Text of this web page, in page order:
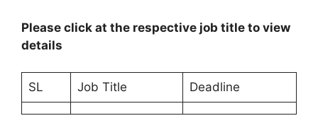
Please click at the respective job title to view
details
SL Job Title Deadline